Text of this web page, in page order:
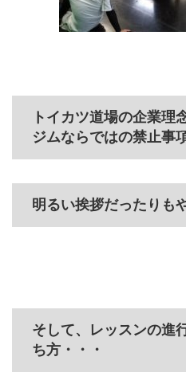
トイカツ道場の企業
ジムならではの禁止事
明るい挨拶だったりも
そして、レッスンの進
ち方・・・